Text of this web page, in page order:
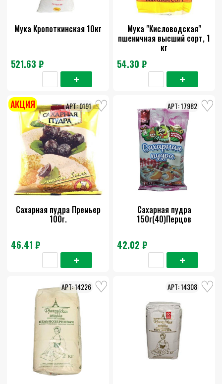
Мука Кропоткинская 10кг
521.63 ₽
Мука "Кисловодская"
пшеничная высший сорт, 1
кг
54.30 ₽
Сахарная пудра Премьер
100г.
46.41 ₽
0191
АКЦИЯ
Сахарная пудра
150г(40)Перцов
42.02 ₽
17982
14226 14308